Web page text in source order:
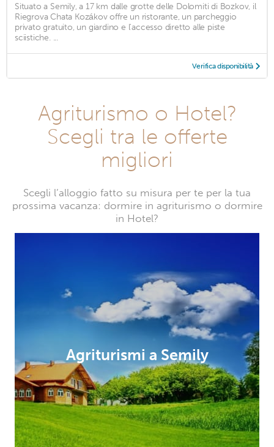
Situato a Semily, a 17 km dalle grotte delle Dolomiti di Bozkov, il
Riegrova Chata Kozákov offre un ristorante, un parcheggio
privato gratuito, un giardino e l'accesso diretto alle piste
sciistiche. ...
Verifica disponibilità
Agriturismo o Hotel?
Scegli tra le offerte
migliori
Scegli l’alloggio fatto su misura per te per la tua
prossima vacanza: dormire in agriturismo o dormire
in Hotel?
Agriturismi a Semily